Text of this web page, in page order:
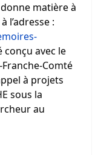
matière à
l’adresse :
conçu avec le
Comté
à projets
sous la
au